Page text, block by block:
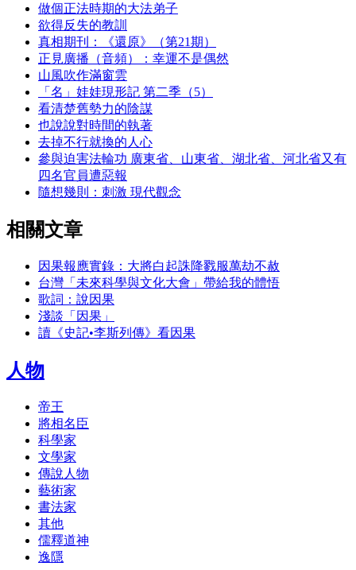
做個正法時期的大法弟子
欲得反失的教訓
真相期刊：《還原》（第21期）
正見廣播（音頻）：幸運不是偶然
山風吹作滿窗雲
「名」娃娃現形記 第二季（5）
看清楚舊勢力的陰謀
也說說對時間的執著
去掉不行就換的人心
參與迫害法輪功 廣東省、山東省、湖北省、河北省又有
四名官員遭惡報
隨想幾則：刺激 現代觀念
相關文章
因果報應實錄：大將白起誅降戮服萬劫不赦
台灣「未來科學與文化大會」帶給我的體悟
歌詞：說因果
淺談「因果」
讀《史記•李斯列傳》看因果
人物
帝王
將相名臣
科學家
文學家
傳說人物
藝術家
書法家
其他
儒釋道神
逸隱